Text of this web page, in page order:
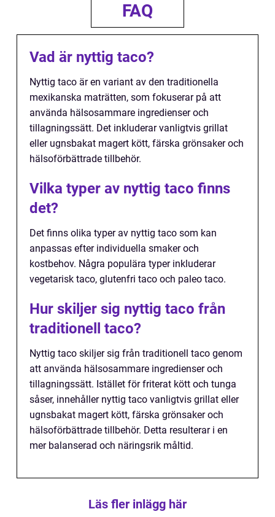
FAQ
Vad är nyttig taco?
Nyttig taco är en variant av den traditionella
mexikanska maträtten, som fokuserar på att
använda hälsosammare ingredienser och
tillagningssätt. Det inkluderar vanligtvis grillat
eller ugnsbakat magert kött, färska grönsaker och
hälsoförbättrade tillbehör.
Vilka typer av nyttig taco finns
det?
Det finns olika typer av nyttig taco som kan
anpassas efter individuella smaker och
kostbehov. Några populära typer inkluderar
vegetarisk taco, glutenfri taco och paleo taco.
Hur skiljer sig nyttig taco från
traditionell taco?
Nyttig taco skiljer sig från traditionell taco genom
att använda hälsosammare ingredienser och
tillagningssätt. Istället för friterat kött och tunga
såser, innehåller nyttig taco vanligtvis grillat eller
ugnsbakat magert kött, färska grönsaker och
hälsoförbättrade tillbehör. Detta resulterar i en
mer balanserad och näringsrik måltid.
Läs fler inlägg här